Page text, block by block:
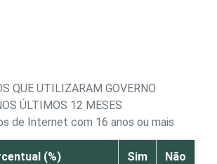
QUE UTILIZARAM GOVERNO
ÚLTIMOS 12 MESES
de Internet com 16 anos ou mais
(%) Sim Não